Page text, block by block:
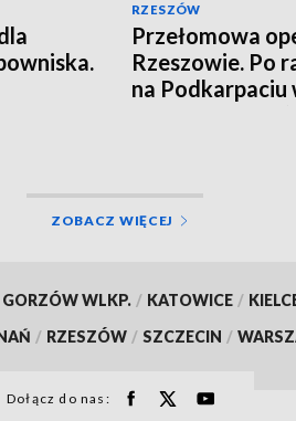
RZESZÓW
Przełomowa
Rzeszowie. Po
na Podkarpaciu
ZOBACZ WIĘCEJ
GORZÓW WLKP. / KATOWICE /
/ RZESZÓW / SZCZECIN /
Dołącz do nas: